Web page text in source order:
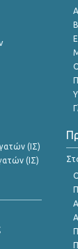
(ΙΣ)
(ΙΣ)